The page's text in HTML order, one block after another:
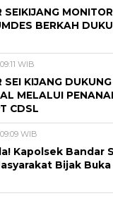
SEIKIJANG
BERKAH
WIB
SEI KIJANG
MELALUI
CDSL
WIB
Kapolsek Bandar
Bijak